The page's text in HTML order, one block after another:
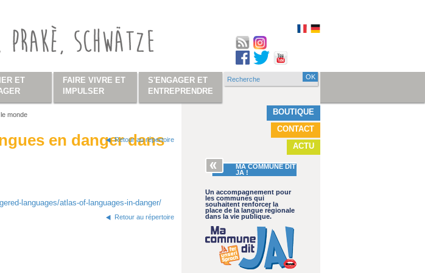
BOUTIQUE
CONTACT
ACTU
MA COMMUNE DIT
JA !
Un accompagnement pour
les communes qui
souhaitent renforcer la
place de la langue régionale
dans la vie publique.
monde
Retour au répertoire
en danger dans
languages/atlas-of-languages-in-danger/
Retour au répertoire
ET
FAIRE VIVRE ET
IMPULSER
S'ENGAGER ET
ENTREPRENDRE
Formulaire de
Recherche